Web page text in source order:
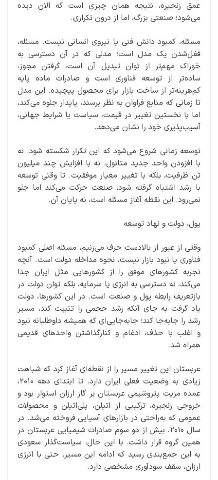
عمق زنجیره، نتیجه همان چیزی است که الان دیده
می‌شود؛ صنعتی بزرگ، اما از درون تکراری.
مسئله، کمبود دانش فنی یا نیروی انسانی نیست. مسئله،
قفل‌شدن یک مدل است؛ مدلی که در آن دسترسی به
خوراک مهم‌تر از توان تبدیل آن است، گرفتن مجوز،
ساده‌تر از توسعه فناوری است و صادرات ماده پایه
کم‌هزینه‌تر از ساخت بازار برای محصول پیچیده. این مدل
تا زمانی که منابع فراوان به‌ نظر برسند، پایدار جلوه می‌کند،
اما با نخستین تغییر در قیمت، سیاست یا شرایط جهانی،
آسیب‌پذیری خود را نشان می‌دهد.
توسعه زمانی شروع می‌شود که این تکرار شکسته شود. نه
با افزودن واحد جدید متانول، نه با افزایش چند میلیون
تن ظرفیت، بلکه با تغییر معیار موفقیت. تا وقتی توسعه
با رشد اشتباه گرفته شود، صنعت حرکت می‌کند اما جلو
نمی‌رود. این نقطه آغاز مسئله است، نه پایان آن.
‌پول، دولت و نهاد توسعه
وقتی از عبور از بالادست حرف می‌زنیم، مسئله اصلی کمبود
فناوری یا نبود بازار نیست، نحوه مداخله دولت است. آنچه
تجربه کشورهای موفق را از کشورهایی مثل ایران جدا
می‌کند، نه دسترسی به انرژی یا سرمایه، بلکه توان دولت در
بازتعریف رابطه پول و صنعت است. در این کشورها، دولت
یاد گرفت به جای آنکه رشد حجمی را تثبیت کند، مسیر
رشد را جابه‌جا کند؛ جابه‌جایی‌ای که همیشه داوطلبانه نبود
و اغلب با حذف، ادغام و کنارگذاشتن واحدهای قدیمی
همراه شد.
عربستان این تغییر مسیر را از نقطه‌ای آغاز کرد که شباهت
زیادی به وضعیت فعلی ایران دارد. تا ابتدای دهه ۲۰۱۰،
عمده مزیت پتروشیمی عربستان بر گاز ارزان استوار بود و
خروجی زنجیره، ترکیبی از اتیلن، پلی‌اتیلن و محصولات
عمومی که به‌راحتی در بازارهای آسیایی فروخته می‌شد. در
سال ۲۰۱۰، بیش از دو سوم صادرات شیمیایی عربستان در
همین گروه قرار داشت. با این حال، سیاست‌گذار سعودی
به این جمع‌بندی رسید که ادامه این مسیر، حتی با انرژی
ارزان، سقف سودآوری مشخصی دارد.